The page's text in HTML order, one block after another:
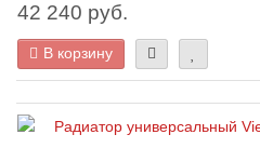
42 240 руб.
В корзину